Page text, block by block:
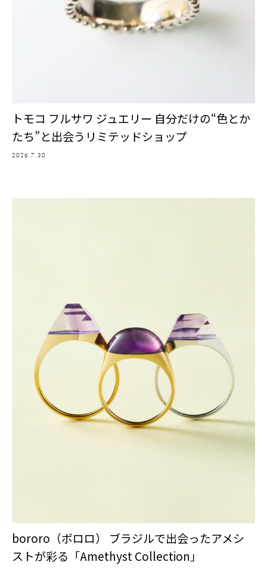
トモコ フルサワ ジュエリー 自分だけの“色とか
たち”と出会うリミテッドショップ
2026.7.30
bororo（ボロロ） ブラジルで出会ったアメシ
ストが彩る「Amethyst Collection」